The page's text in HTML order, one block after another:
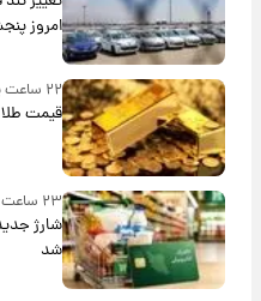
امروز پنجشنبه ۱۵
۲۲ ساعت پیش
قیمت طلا و
۲۳ ساعت پیش
شارژ
شد